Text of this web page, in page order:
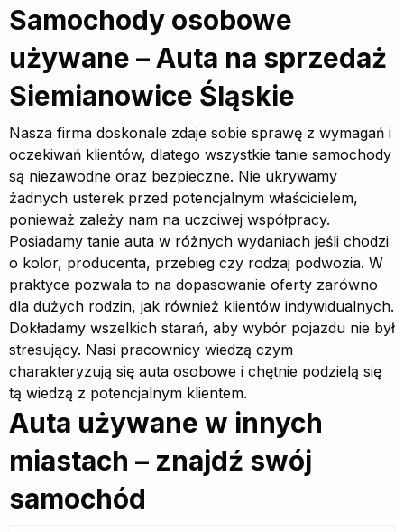
Samochody osobowe
używane – Auta na sprzedaż
Siemianowice Śląskie
Nasza firma doskonale zdaje sobie sprawę z wymagań i
oczekiwań klientów, dlatego wszystkie tanie samochody
są niezawodne oraz bezpieczne. Nie ukrywamy
żadnych usterek przed potencjalnym właścicielem,
ponieważ zależy nam na uczciwej współpracy.
Posiadamy tanie auta w różnych wydaniach jeśli chodzi
o kolor, producenta, przebieg czy rodzaj podwozia. W
praktyce pozwala to na dopasowanie oferty zarówno
dla dużych rodzin, jak również klientów indywidualnych.
Dokładamy wszelkich starań, aby wybór pojazdu nie był
stresujący. Nasi pracownicy wiedzą czym
charakteryzują się auta osobowe i chętnie podzielą się
tą wiedzą z potencjalnym klientem.
Auta używane w innych
miastach – znajdź swój
samochód